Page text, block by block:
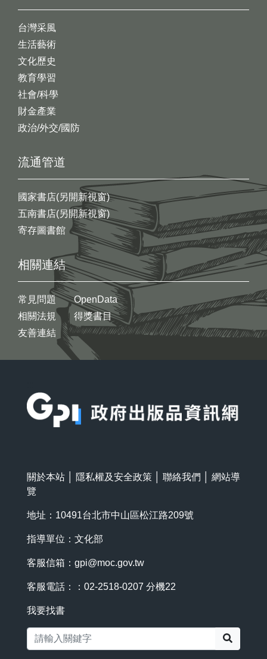
台灣采風
生活藝術
文化歷史
教育學習
社會/科學
財金產業
政治/外交/國防
流通管道
國家書店(另開新視窗)
五南書店(另開新視窗)
寄存圖書館
相關連結
常見問題
相關法規
友善連結
OpenData
得獎書目
關於本站 隱私權及安全政策 聯絡我們
網站導
覽
地址：10491台北市中山區松江路209號
指導單位：文化部
客服信箱： gpi@moc.gov.tw
客服電話：：02-2518-0207 分機22
我要找書